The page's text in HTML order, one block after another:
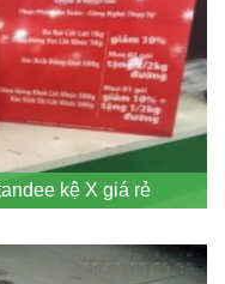
kệ X giá rẻ